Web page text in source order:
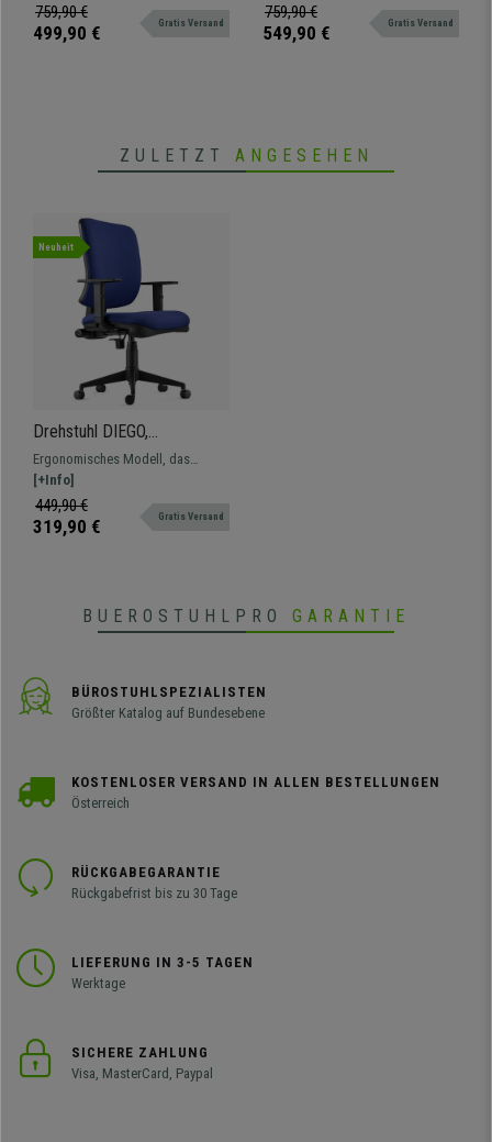
und Verarbeitung, Luxus und
Komfort zum besten Preis.
759,90 €
499,90 € Gratis Versand
ausgepolstert, sehr bequem, mit
verstellbaren Armlehnen. Für eine
759,90 €
549,90 € Gratis Versand
ZULETZT ANGESEHEN
Neuheit
Drehstuhl DIEGO,
Stoffbezug, dicke
Polsterung, Farbe
Dunkelblau
Ergonomisches Modell, das
Komfort und Verstellbarkeit mit
hoher Qualität vereint. Optimal für
die intensive Nutzung zuhause
[+Info]
449,90 €
319,90 € Gratis Versand
BUEROSTUHLPRO GARANTIE
BÜROSTUHLSPEZIALISTEN
Größter Katalog auf Bundesebene
KOSTENLOSER VERSAND IN ALLEN BESTELLUNGEN
Österreich
RÜCKGABEGARANTIE
Rückgabefrist bis zu 30 Tage
LIEFERUNG IN 3-5 TAGEN
Werktage
SICHERE ZAHLUNG
Visa, MasterCard, Paypal